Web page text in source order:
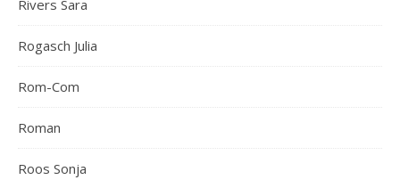
Rivers Sara
Rogasch Julia
Rom-Com
Roman
Roos Sonja